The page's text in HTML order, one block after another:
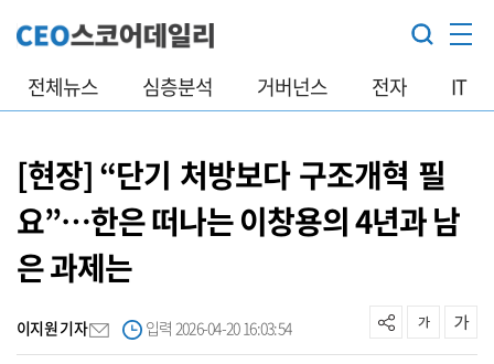
전체뉴스 심층분석 거버넌스 전자 IT
[현장] “단기 처방보다 구조개혁 필
요”…한은 떠나는 이창용의 4년과 남
은 과제는
이지원 기자 입력 2026-04-20 16:03:54